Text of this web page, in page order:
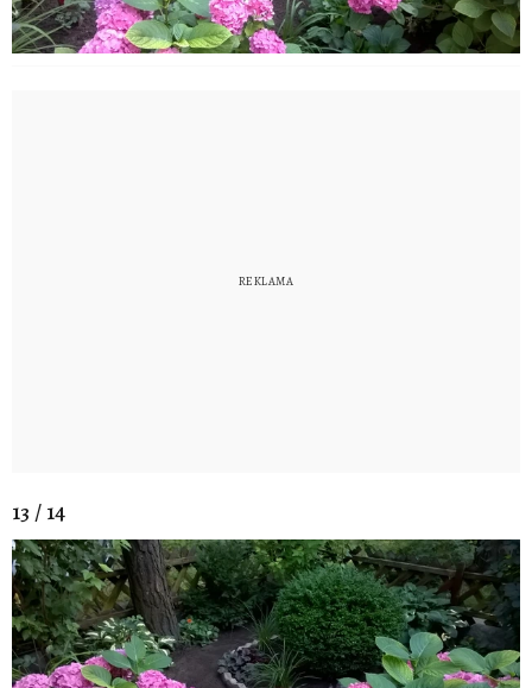
13 / 14